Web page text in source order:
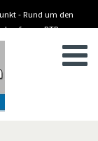
- Rund um den
BTP -